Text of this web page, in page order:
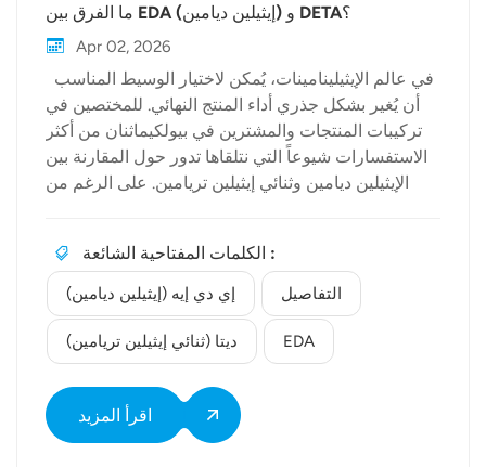
ما الفرق بين EDA (إيثيلين ديامين) و DETA؟
Apr 02, 2026
أن يُغير بشكل جذري أداء المنتج النهائي. للمختصين في
تركيبات المنتجات والمشترين في بيولكيماثنان من أكثر
الاستفسارات شيوعاً التي نتلقاها تدور حول المقارنة بين
الإيثيلين ديامين وثنائي إيثيلين تريامين. على الرغم من
البنية الجزيئية وخصائص التفاعل. الأساس الجزيئي
والبنية الكيميائية على المستوى الأساسي، يكمن الاختلاف
الرئيسي في التركيب الكيميائي. ● EDA (إيثيلين
ديامين): هذا هو أبسط أنواع البولي إيثيلين بولي أمين،
ويتكون من مجموعتين أمينيتين أساسيتين متصلتين بجسر
إيثيل. وهو ثنائي الأمين. ● ديتا (ثنائي إيثيلين تريامين): هذا
نظير خطي يحتوي على ثلاث مجموعات أمينية (اثنتان
أوليتان وواحدة ثانوية) مرتبطة بجسرين إيثيليين. نظراً لأن
الكلمات المفتاحية الشائعة :
إي دي إيه (إيثيلين ديامين) التفاصيل
ديتا (ثنائي إيثيلين تريامين) EDA
اقرأ المزيد